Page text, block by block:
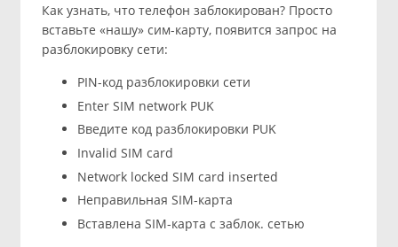
Как узнать, что телефон заблокирован? Просто
вставьте «нашу» сим-карту, появится запрос на
разблокировку сети:
PIN-код разблокировки сети
Enter SIM network PUK
Введите код разблокировки PUK
Invalid SIM card
Network locked SIM card inserted
Неправильная SIM-карта
Вставлена SIM-карта с заблок. сетью